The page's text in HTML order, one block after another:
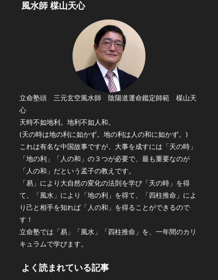
風水師 楳山天心
立命塾頭 三元玄空風水師 陰陽道運命鑑定師範 楳山天
心
天時不如地利。地利不如人和。
(天の時は地の利に如かず。地の利は人の和に如かず。)
これは有名な中国故事ですが、大事を成すには「天の時」
「地の利」「人の和」の３つが必要で、最も重要なのが
「人の和」だという孟子の教えです。
「易」により大自然の変化の法則を学び「天の時」を得
て、「風水」により「地の利」を得て、「四柱推命」によ
り己と相手を知れば「人の和」を得ることができるので
す！
立命塾では「易」「風水」「四柱推命」を、一年間のカリ
キュラムで学びます。
よく読まれている記事